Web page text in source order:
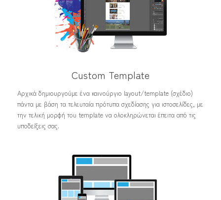
Custom Template
Αρχικά δημιουργούμε ένα καινούργιο layout/template (σχέδιο)
πάντα με βάση τα τελευταία πρότυπα σχεδίασης για ιστοσελίδες, με
την τελική μορφή του template να ολοκληρώνεται έπειτα από τις
υποδείξεις σας.